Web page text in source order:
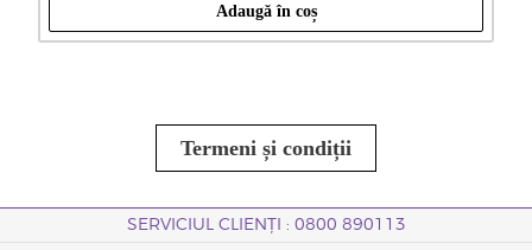
Adaugă în coș
Termeni și condiții
SERVICIUL CLIENȚI : 0800 890113